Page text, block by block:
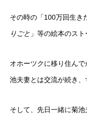
その時の「100万回生き
りごと 」等の絵本のス
オホーツクに移り住ん
池夫妻とは交流が続き、
そして、先日一緒に菊池